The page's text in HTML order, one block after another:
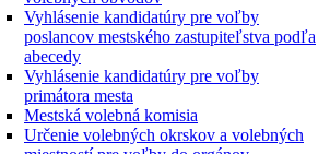
Vyhlásenie kandidatúry pre voľby
poslancov mestského zastupiteľstva podľa
abecedy
Vyhlásenie kandidatúry pre voľby
primátora mesta
Mestská volebná komisia
Určenie volebných okrskov a volebných